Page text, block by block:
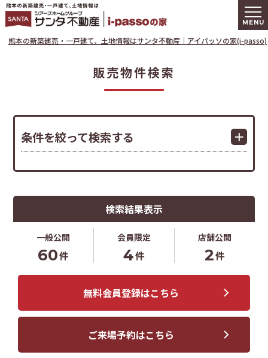
熊本の新築
熊本の新築建売・一戸建て、土地情報はサンタ不動産｜アイパッソの家(i-passo)
販売物件検索
条件を絞って検索する
検索結果表示
一般公開
60件
会員限定
4件
店舗公開
2件
無料会員登録はこちら
ご来場予約はこちら